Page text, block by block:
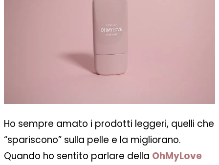
Ho sempre amato i prodotti leggeri, quelli che
“spariscono” sulla pelle e la migliorano.
Quando ho sentito parlare della OhMyLove